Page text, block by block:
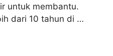
untuk membantu.
dari 10 tahun di …